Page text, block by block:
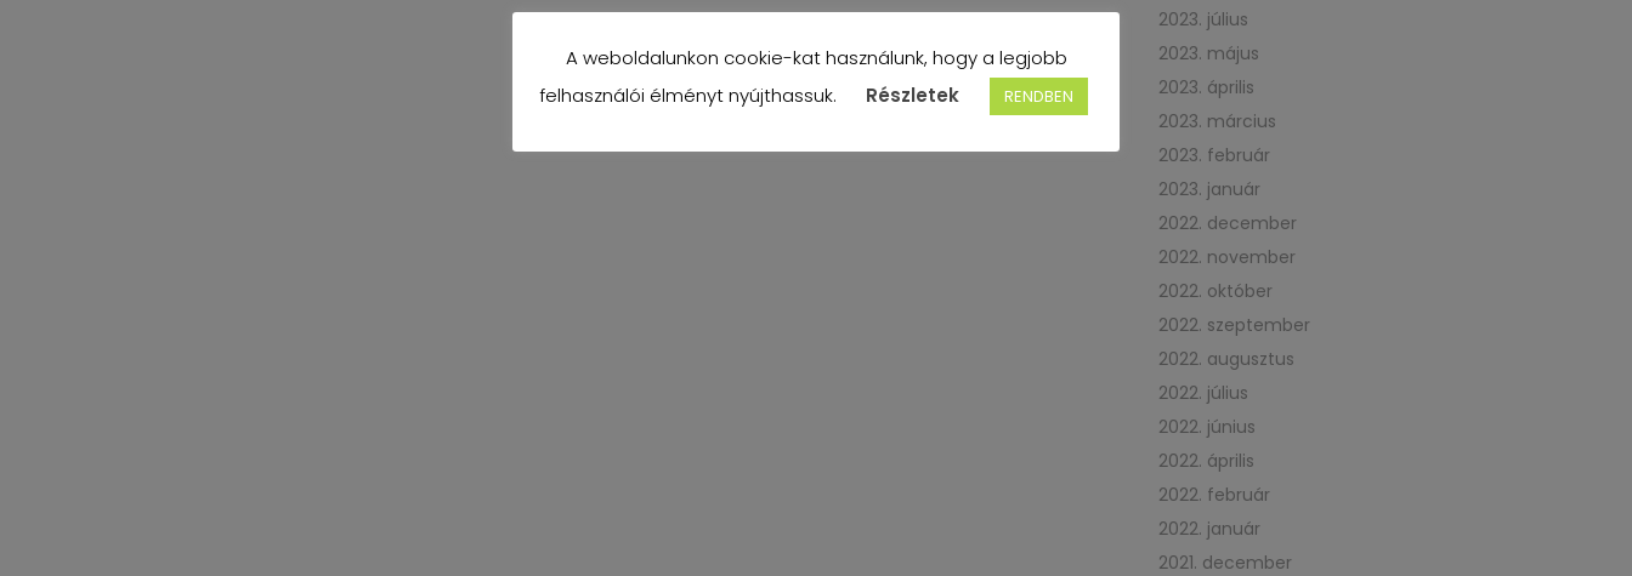
2023. július
2023. május
2023. április
2023. március
2023. február
2023. január
2022. december
2022. november
2022. október
2022. szeptember
2022. augusztus
2022. július
2022. június
2022. április
2022. február
2022. január
2021. december
A weboldalunkon cookie-kat használunk, hogy a legjobb
felhasználói élményt nyújthassuk.
Részletek RENDBEN